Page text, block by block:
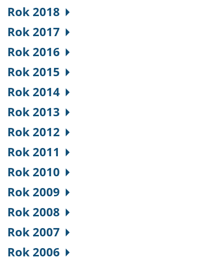
Rok 2018
Rok 2017
Rok 2016
Rok 2015
Rok 2014
Rok 2013
Rok 2012
Rok 2011
Rok 2010
Rok 2009
Rok 2008
Rok 2007
Rok 2006